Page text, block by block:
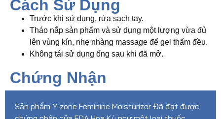
Cách Sử Dụng
Trước khi sử dụng, rửa sạch tay.
Tháo nắp sản phẩm và sử dụng một lượng vừa đủ
lên vùng kín, nhẹ nhàng massage để gel thấm đều.
Không tái sử dụng ống sau khi đã mở.
Chứng Nhận
Sản phẩm Y-zone Feminine Moisturizer Đã đạt được